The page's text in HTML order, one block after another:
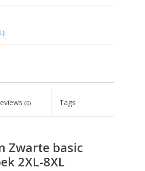
(0) Tags
Zwarte basic
2XL-8XL